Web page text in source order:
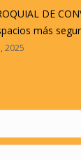
DE
más
2025